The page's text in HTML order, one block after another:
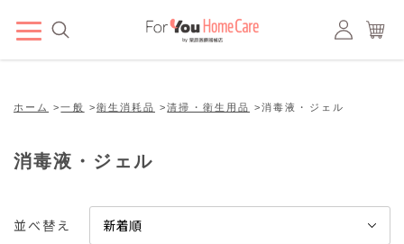
ホーム >一般 >衛生消耗品 >清掃・衛生用品 >消毒液・ジェル
消毒液・ジェル
並べ替え